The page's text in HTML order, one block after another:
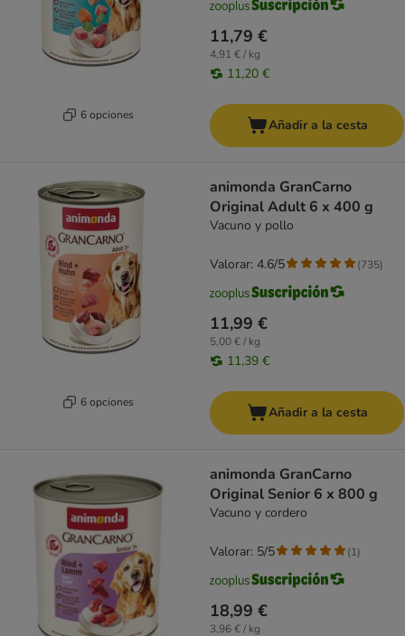
6 opciones
11,79 €
4,91 € / kg
11,20 €
Añadir a la cesta
6 opciones
animonda GranCarno
Original Adult 6 x 400 g
Vacuno y pollo
11,99 €
5,00 € / kg
11,39 €
Valorar: 4.6/5 (735)
Añadir a la cesta
animonda GranCarno
Original Senior 6 x 800 g
Vacuno y cordero
18,99 €
3,96 € / kg
Valorar: 5/5 (1)